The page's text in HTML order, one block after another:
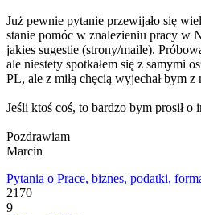
Już pewnie pytanie przewijało się
stanie pomóc w znalezieniu pracy w
jakies sugestie (strony/maile).
ale niestety spotkałem się z samymi
PL, ale z miłą chęcią wyjechał bym
Jeśli ktoś coś, to bardzo bym prosił o
Pozdrawiam
Marcin
Pytania o Prace, biznes, podatki,
2170
9